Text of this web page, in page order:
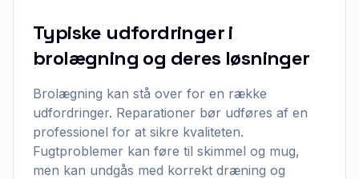
Typiske udfordringer i
brolægning og deres løsninger
Brolægning kan stå over for en række
udfordringer. Reparationer bør udføres af en
professionel for at sikre kvaliteten.
Fugtproblemer kan føre til skimmel og mug,
men kan undgås med korrekt dræning og